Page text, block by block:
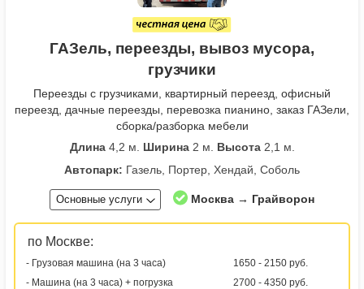
ГАЗель, переезды, вывоз мусора,
грузчики
Переезды с грузчиками, квартирный переезд, офисный
переезд, дачные переезды, перевозка пианино, заказ ГАЗели,
сборка/разборка мебели
Длина4,2 м. Ширина2 м. Высота2,1 м.
Автопарк: Газель, Портер, Хендай, Соболь
Основные услуги Москва → Грайворон
по Москве:
- Грузовая машина (на 3 часа)
1650 - 2150 руб.
- Машина (на 3 часа) + погрузка
2700 - 4350 руб.